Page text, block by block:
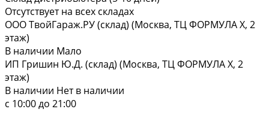
Отсутствует на всех складах
ООО ТвойГараж.РУ (склад) (Москва, ТЦ ФОРМУЛА Х, 2
этаж)
В наличии Мало
ИП Гришин Ю.Д. (склад) (Москва, ТЦ ФОРМУЛА Х, 2
этаж)
В наличии Нет в наличии
с 10:00 до 21:00